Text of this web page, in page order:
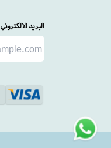
البريد الالكتروني